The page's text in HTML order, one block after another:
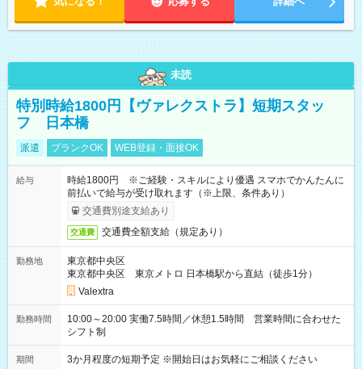
未読
特別時給1800円【ヴァレクストラ】短期スタッ
フ 日本橋
派遣 ブランクOK WEB登録・面接OK
給与
時給1800円 ※ご経験・スキルにより優遇 スマホでかんたんに
前払いで給与が受け取れます（※上限、条件あり）
交通費別途支給あり
交通費 交通費全額支給（規定あり）
勤務地
東京都中央区
東京都中央区 東京メトロ 日本橋駅から直結（徒歩1分）
Valextra
勤務時間
10:00～20:00 実働7.5時間／休憩1.5時間 営業時間に合わせた
シフト制
期間 3か月程度の短期予定 ※開始日はお気軽にご相談ください